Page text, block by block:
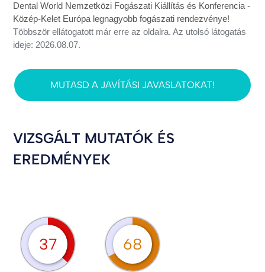
Dental World Nemzetközi Fogászati Kiállítás és Konferencia -
Közép-Kelet Európa legnagyobb fogászati rendezvénye!
Többször ellátogatott már erre az oldalra. Az utolsó látogatás
ideje: 2026.08.07.
MUTASD A JAVÍTÁSI JAVASLATOKAT!
VIZSGÁLT MUTATÓK ÉS
EREDMÉNYEK
37 68